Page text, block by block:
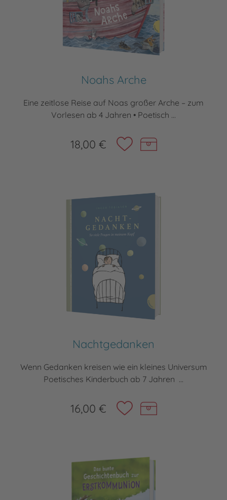
Noahs Arche
Eine zeitlose Reise auf Noas großer Arche – zum
Vorlesen ab 4 Jahren • Poetisch ...
18,00 €
Nachtgedanken
Wenn Gedanken kreisen wie ein kleines Universum
Poetisches Kinderbuch ab 7 Jahren ...
16,00 €